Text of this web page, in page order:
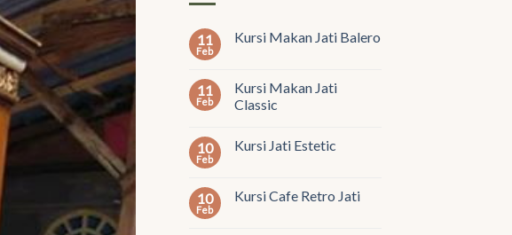
11
Feb
Kursi Makan Jati Balero
11
Feb
Kursi Makan Jati
Classic
10
Feb
Kursi Jati Estetic
10
Feb
Kursi Cafe Retro Jati